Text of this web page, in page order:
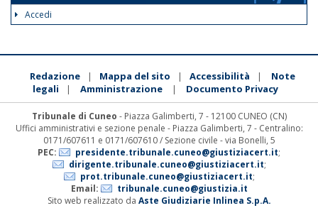
Accedi
Redazione | Mappa del sito | Accessibilità |
Note
legali
| Amministrazione | Documento Privacy
Tribunale di Cuneo - Piazza Galimberti, 7 - 12100 CUNEO (CN)
Uffici amministrativi e sezione penale - Piazza Galimberti, 7 - Centralino:
0171/607611 e 0171/607610 / Sezione civile - via Bonelli, 5
PEC:
presidente.tribunale.cuneo@giustiziacert.it;
dirigente.tribunale.cuneo@giustiziacert.it;
prot.tribunale.cuneo@giustiziacert.it;
Email:
tribunale.cuneo@giustizia.it
Sito web realizzato da Aste Giudiziarie Inlinea S.p.A.